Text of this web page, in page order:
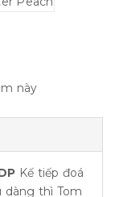
này
Kế tiếp đoá
dàng thì Tom